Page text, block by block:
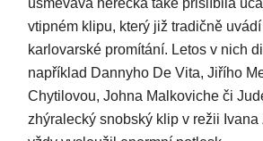
vtipném klipu, který již tradičně
karlovarské promítání. Letos v nich
například Dannyho De Vita, Jiřího
Chytilovou, Johna Malkoviche či
zhýralecký snobský klip v režii Ivana